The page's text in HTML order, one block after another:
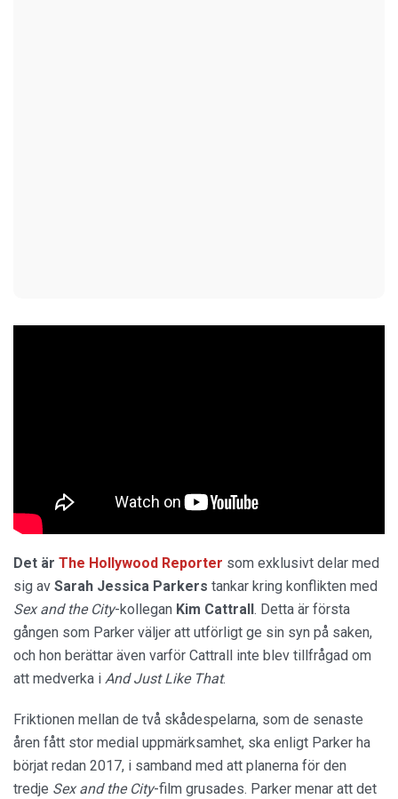
Det är The Hollywood Reporter som exklusivt delar med
sig av Sarah Jessica Parkers tankar kring konflikten med
Sex and the City-kollegan Kim Cattrall. Detta är första
gången som Parker väljer att utförligt ge sin syn på saken,
och hon berättar även varför Cattrall inte blev tillfrågad om
att medverka i And Just Like That.
Friktionen mellan de två skådespelarna, som de senaste
åren fått stor medial uppmärksamhet, ska enligt Parker ha
börjat redan 2017, i samband med att planerna för den
tredje Sex and the City-film grusades. Parker menar att det